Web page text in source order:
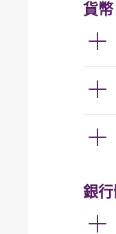
貨幣
銀